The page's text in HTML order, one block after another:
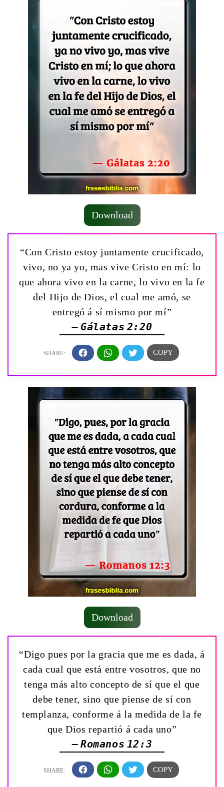
Download
“Con Cristo estoy juntamente crucificado,
vivo, no ya yo, mas vive Cristo en mí: lo
que ahora vivo en la carne, lo vivo en la fe
del Hijo de Dios, el cual me amó, se
entregó á sí mismo por mí”
— Gálatas 2:20
Download
“Digo pues por la gracia que me es dada, á
cada cual que está entre vosotros, que no
tenga más alto concepto de sí que el que
debe tener, sino que piense de sí con
templanza, conforme á la medida de la fe
que Dios repartió á cada uno”
— Romanos 12:3